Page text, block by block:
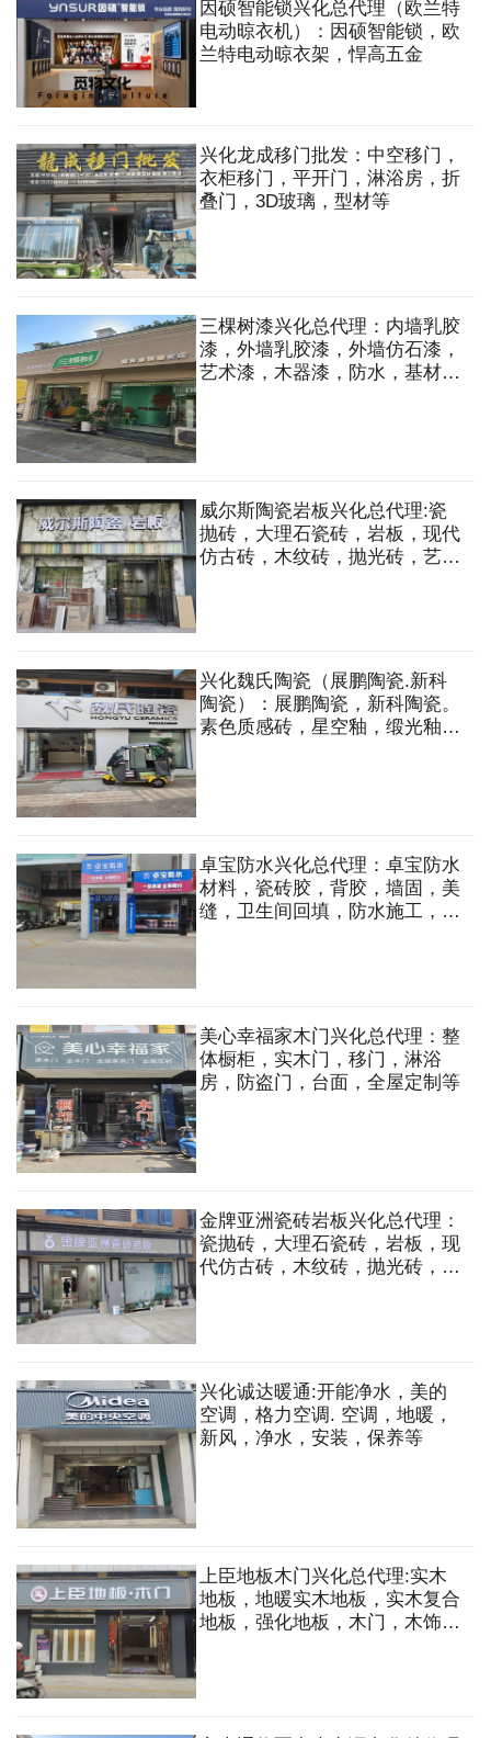
因硕智能锁兴化总代理（欧兰特
电动晾衣机）：因硕智能锁，欧
兰特电动晾衣架，悍高五金
兴化龙成移门批发：中空移门，
衣柜移门，平开门，淋浴房，折
叠门，3D玻璃，型材等
三棵树漆兴化总代理：内墙乳胶
漆，外墙乳胶漆，外墙仿石漆，
艺术漆，木器漆，防水，基材和
威尔斯陶瓷岩板兴化总代理:瓷
抛砖，大理石瓷砖，岩板，现代
仿古砖，木纹砖，抛光砖，艺术
兴化魏氏陶瓷（展鹏陶瓷.新科
陶瓷）：展鹏陶瓷，新科陶瓷。
素色质感砖，星空釉，缎光釉，
卓宝防水兴化总代理：卓宝防水
材料，瓷砖胶，背胶，墙固，美
缝，卫生间回填，防水施工，维
美心幸福家木门兴化总代理：整
体橱柜，实木门，移门，淋浴
房，防盗门，台面，全屋定制等
金牌亚洲瓷砖岩板兴化总代理：
瓷抛砖，大理石瓷砖，岩板，现
代仿古砖，木纹砖，抛光砖，艺
兴化诚达暖通:开能净水，美的
空调，格力空调. 空调，地暖，
新风，净水，安装，保养等
上臣地板木门兴化总代理:实木
地板，地暖实木地板，实木复合
地板，强化地板，木门，木饰面